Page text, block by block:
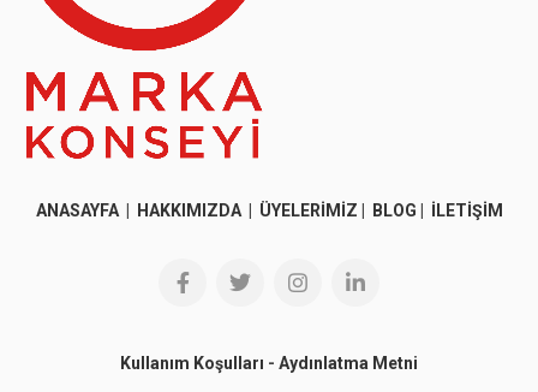
ANASAYFA HAKKIMIZDA| ÜYELERİMİZ BLOG İLETİŞİM
Kullanım Koşulları - Aydınlatma Metni